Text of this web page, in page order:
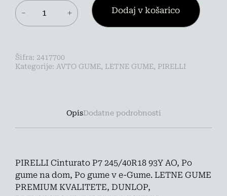
－
PIRELLI
CINTURATO
P7
KOLIČINA
＋ Dodaj v košarico
Šifra: 2417700
Kategorije: AVTO GUME, LETNE GUME, PIRELLI
OpisDodatne podrobnosti
PIRELLI Cinturato P7 245/40R18 93Y AO, Po
gume na dom, Po gume v e-Gume. LETNE GUME
PREMIUM KVALITETE, DUNLOP,